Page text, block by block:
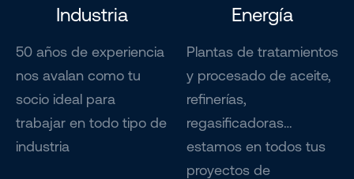
Industria
50 años de experiencia
nos avalan como tu
socio ideal para
trabajar en todo tipo de
industria
Energía
Plantas de tratamientos
y procesado de aceite,
refinerías,
regasificadoras…
estamos en todos tus
proyectos de